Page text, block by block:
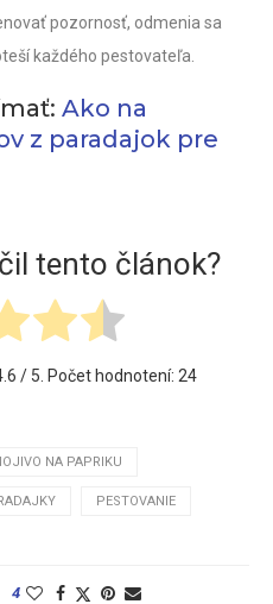
pozornosť, odmenia sa
každého pestovateľa.
Ako na
z paradajok pre
tento článok?
/ 5. Počet hodnotení: 24
NA PAPRIKU
PESTOVANIE
4